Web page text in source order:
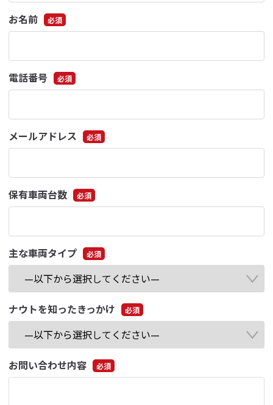
お名前 必須
電話番号 必須
メールアドレス 必須
保有車両台数 必須
主な車両タイプ 必須
ナウトを知ったきっかけ 必須
お問い合わせ内容 必須